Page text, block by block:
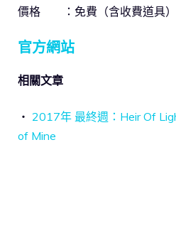
價格 ：免費（含收費道具）
官方網站
相關文章
‧ 2017年 最終週：Heir Of
of Mine